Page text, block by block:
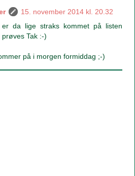
15. november 2014 kl. 20.32
er da lige straks kommet på listen
Tak :-)
på i morgen formiddag ;-)